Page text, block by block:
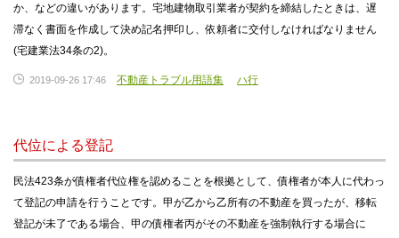
か、などの違いがあります。宅地建物取引業者が契約を締結したときは、遅
滞なく書面を作成して決め記名押印し、依頼者に交付しなければなりません
(宅建業法34条の2)。
2019-09-26 17:46 不動産トラブル用語集 ハ行
代位による登記
民法423条が債権者代位権を認めることを根拠として、債権者が本人に代わっ
て登記の申請を行うことです。甲が乙から乙所有の不動産を買ったが、移転
登記が未了である場合、甲の債権者丙がその不動産を強制執行する場合に